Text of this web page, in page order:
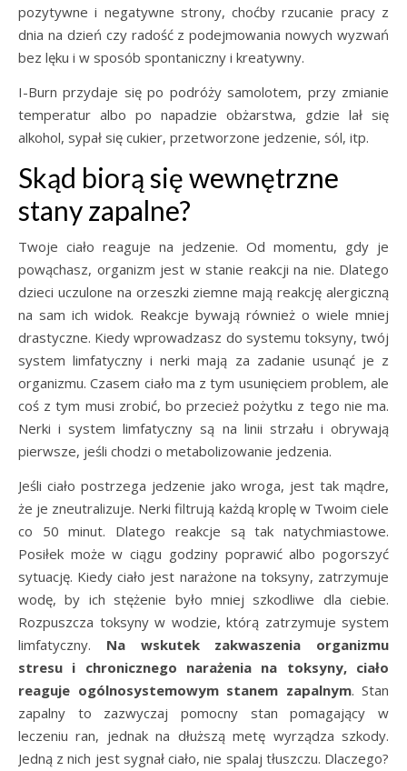
pozytywne i negatywne strony, choćby rzucanie pracy z
dnia na dzień czy radość z podejmowania nowych wyzwań
bez lęku i w sposób spontaniczny i kreatywny.
I-Burn przydaje się po podróży samolotem, przy zmianie
temperatur albo po napadzie obżarstwa, gdzie lał się
alkohol, sypał się cukier, przetworzone jedzenie, sól, itp.
Skąd biorą się wewnętrzne
stany zapalne?
Twoje ciało reaguje na jedzenie. Od momentu, gdy je
powąchasz, organizm jest w stanie reakcji na nie. Dlatego
dzieci uczulone na orzeszki ziemne mają reakcję alergiczną
na sam ich widok. Reakcje bywają również o wiele mniej
drastyczne. Kiedy wprowadzasz do systemu toksyny, twój
system limfatyczny i nerki mają za zadanie usunąć je z
organizmu. Czasem ciało ma z tym usunięciem problem, ale
coś z tym musi zrobić, bo przecież pożytku z tego nie ma.
Nerki i system limfatyczny są na linii strzału i obrywają
pierwsze, jeśli chodzi o metabolizowanie jedzenia.
Jeśli ciało postrzega jedzenie jako wroga, jest tak mądre,
że je zneutralizuje. Nerki filtrują każdą kroplę w Twoim ciele
co 50 minut. Dlatego reakcje są tak natychmiastowe.
Posiłek może w ciągu godziny poprawić albo pogorszyć
sytuację. Kiedy ciało jest narażone na toksyny, zatrzymuje
wodę, by ich stężenie było mniej szkodliwe dla ciebie.
Rozpuszcza toksyny w wodzie, którą zatrzymuje system
limfatyczny. Na wskutek zakwaszenia organizmu
stresu i chronicznego narażenia na toksyny, ciało
reaguje ogólnosystemowym stanem zapalnym. Stan
zapalny to zazwyczaj pomocny stan pomagający w
leczeniu ran, jednak na dłuższą metę wyrządza szkody.
Jedną z nich jest sygnał ciało, nie spalaj tłuszczu. Dlaczego?